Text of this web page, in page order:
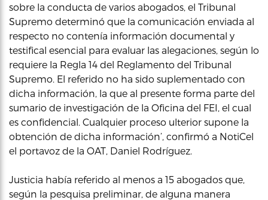
sobre la conducta de varios abogados, el Tribunal
Supremo determinó que la comunicación enviada al
respecto no contenía información documental y
testifical esencial para evaluar las alegaciones, según lo
requiere la Regla 14 del Reglamento del Tribunal
Supremo. El referido no ha sido suplementado con
dicha información, la que al presente forma parte del
sumario de investigación de la Oficina del FEI, el cual
es confidencial. Cualquier proceso ulterior supone la
obtención de dicha información’, confirmó a NotiCel
el portavoz de la OAT, Daniel Rodríguez.
Justicia había referido al menos a 15 abogados que,
según la pesquisa preliminar, de alguna manera